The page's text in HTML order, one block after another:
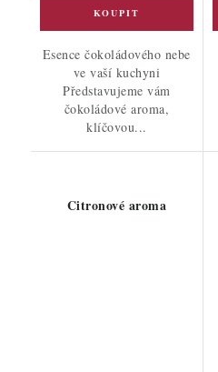
Esence čokoládového nebe
ve vaší kuchyni
Představujeme vám
čokoládové aroma,
klíčovou...
Citronové aroma